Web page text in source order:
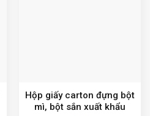
Hộp giấy carton đựng bột
mì, bột sắn xuất khẩu